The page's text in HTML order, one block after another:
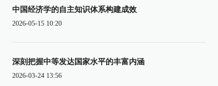
中国经济学的自主知识体系构建成效
2026-05-15 10:20
深刻把握中等发达国家水平的丰富内涵
2026-03-24 13:56